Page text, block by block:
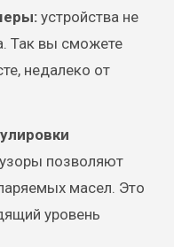
устройства не
Так вы сможете
недалеко от
позволяют
масел. Это
уровень